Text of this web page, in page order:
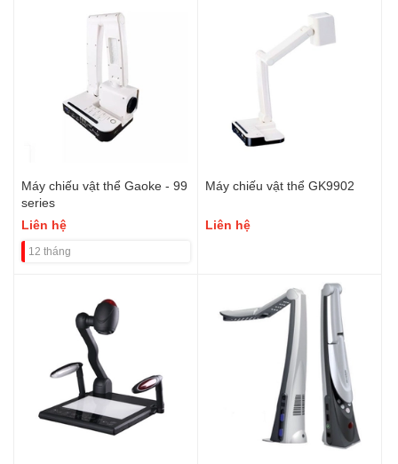
Máy chiếu vật thể Gaoke - 99
series
Liên hệ
12 tháng
Máy chiếu vật thể GK9902
Liên hệ